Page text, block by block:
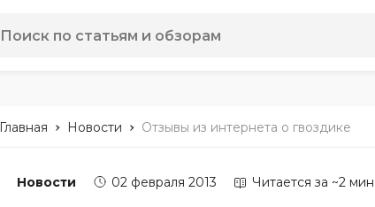
Главная - Новости - Отзывы из интернета о гвоздике
Новости 02 февраля 2013 Читается за ~2 мин